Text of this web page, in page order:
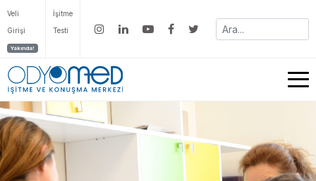
Veli
Girişi
Yakında!
İşitme
Testi